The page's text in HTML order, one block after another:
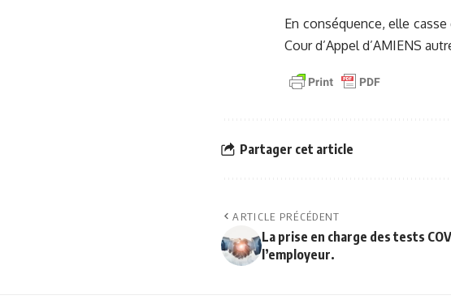
En conséquence, elle
Cour d’Appel d’AMIENS
Partager cet article
ARTICLE PRÉCÉDENT
La prise en charge des tests
l’employeur.